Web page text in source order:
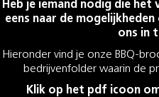
Heb je iemand nodig die
eens naar de
ons in
Hieronder vind je onze BBQ-
bedrijvenfolder waarin de
Klik op het pdf icoon